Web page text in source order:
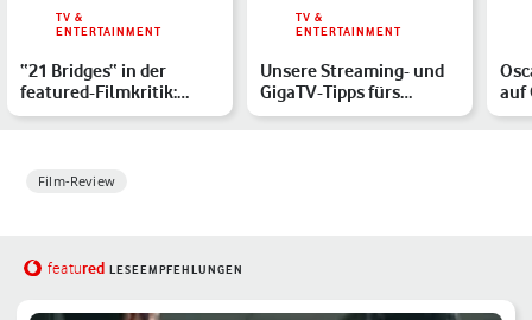
TV &
ENTERTAINMENT
“21 Bridges“ in der
featured-Filmkritik:
Kommissar Bad Boy
TV &
ENTERTAINMENT
Unsere Streaming- und
GigaTV-Tipps fürs
Wochenende
auf
Film-Review
featured LESEEMPFEHLUNGEN